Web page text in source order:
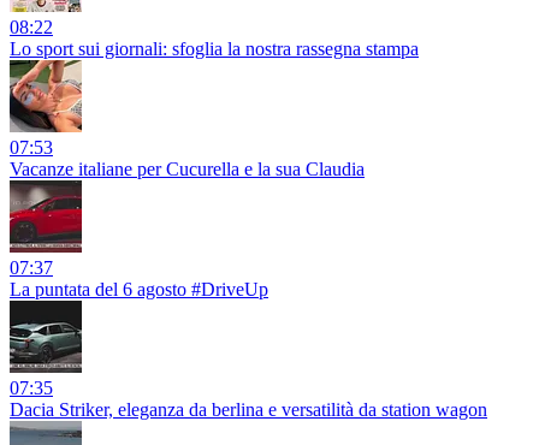
08:22
Lo sport sui giornali: sfoglia la nostra rassegna stampa
07:53
Vacanze italiane per Cucurella e la sua Claudia
07:37
La puntata del 6 agosto #DriveUp
07:35
Dacia Striker, eleganza da berlina e versatilità da station wagon